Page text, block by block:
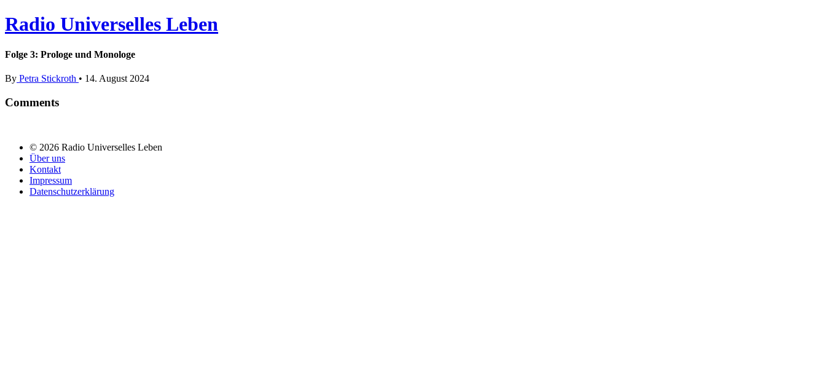
Radio Universelles Leben
Folge 3: Prologe und Monologe
By Petra Stickroth • 14. August 2024
Comments
© 2026 Radio Universelles Leben
Über uns
Kontakt
Impressum
Datenschutzerklärung